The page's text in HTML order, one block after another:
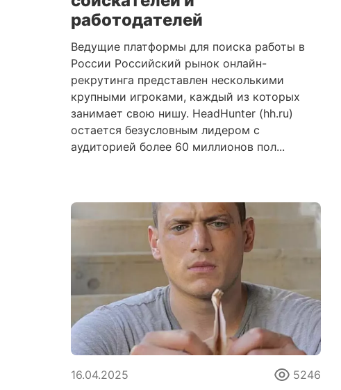
работодателей
Ведущие платформы для поиска работы в
России Российский рынок онлайн-
рекрутинга представлен несколькими
крупными игроками, каждый из которых
занимает свою нишу. HeadHunter (hh.ru)
остается безусловным лидером с
аудиторией более 60 миллионов пол...
16.04.2025 5246